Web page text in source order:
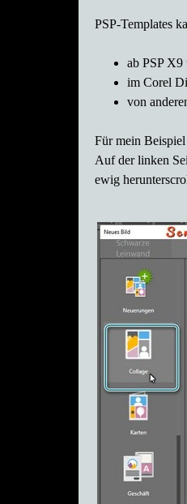
PSP-Templates
ab PSP
im Corel
von
Für mein
Auf der linken
ewig